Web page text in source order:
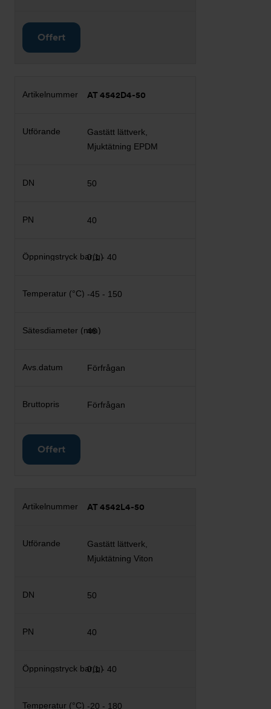
Offert
AT 4542D4-50
Gastätt lättverk,
Mjuktätning EPDM
50
40
0,1 - 40
-45 - 150
46
Förfrågan
Förfrågan
Offert
AT 4542L4-50
Gastätt lättverk,
Mjuktätning Viton
50
40
0,1 - 40
-20 - 180